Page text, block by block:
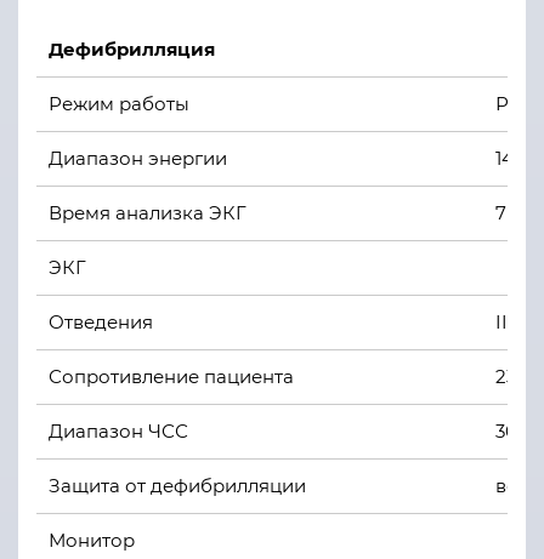
Дефибрилляция
Режим работы
Диапазон энергии 140
Время анализка ЭКГ 7 -
ЭКГ
Отведения II
Сопротивление пациента 23 -
Диапазон ЧСС 30 -
Защита от дефибрилляции
Монитор